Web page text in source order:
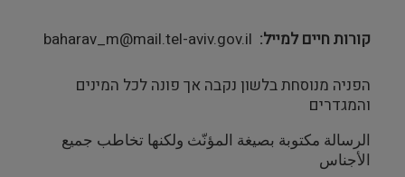
קורות חיים למייל baharav_m@mail.tel-aviv.gov.il
הפניה מנוסחת בלשון נקבה אך פונה לכל המינים
והמגדרים
الرسالة مكتوبة بصيغة المؤنّث ولكنها تخاطب جميع
الأجناس